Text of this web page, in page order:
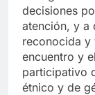
decisiones
atención, y a
reconocida y
encuentro y
participativo
étnico y de